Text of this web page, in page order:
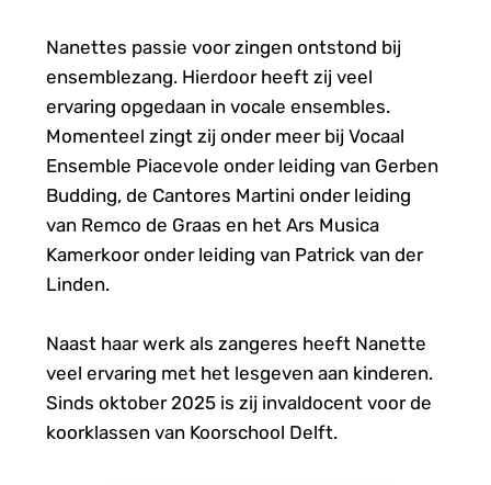
Nanettes passie voor zingen ontstond bij
ensemblezang. Hierdoor heeft zij veel
ervaring opgedaan in vocale ensembles.
Momenteel zingt zij onder meer bij Vocaal
Ensemble Piacevole onder leiding van Gerben
Budding, de Cantores Martini onder leiding
van Remco de Graas en het Ars Musica
Kamerkoor onder leiding van Patrick van der
Linden.
Naast haar werk als zangeres heeft Nanette
veel ervaring met het lesgeven aan kinderen.
Sinds oktober 2025 is zij invaldocent voor de
koorklassen van Koorschool Delft.